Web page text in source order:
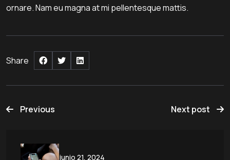
ornare. Nam eu magna at mi pellentesque mattis.
Share
Post
navigation
Previous Next post
junio 21, 2024